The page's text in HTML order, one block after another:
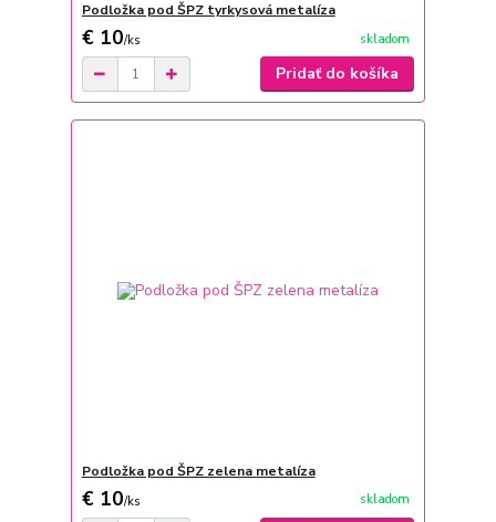
Podložka pod ŠPZ tyrkysová metalíza
€ 10/ks skladom
Pridať do košíka
Podložka pod ŠPZ zelena metalíza
€ 10/ks skladom